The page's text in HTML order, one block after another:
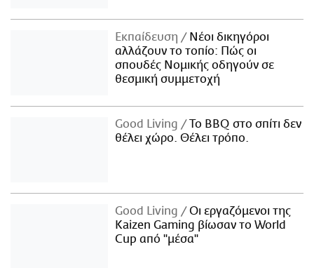
Εκπαίδευση
Νέοι δικηγόροι
αλλάζουν το τοπίο: Πώς οι
σπουδές Νομικής οδηγούν σε
θεσμική συμμετοχή
Good Living
Το BBQ στο σπίτι δεν
θέλει χώρο. Θέλει τρόπο.
Good Living
Οι εργαζόμενοι της
Kaizen Gaming βίωσαν το World
Cup από "μέσα"